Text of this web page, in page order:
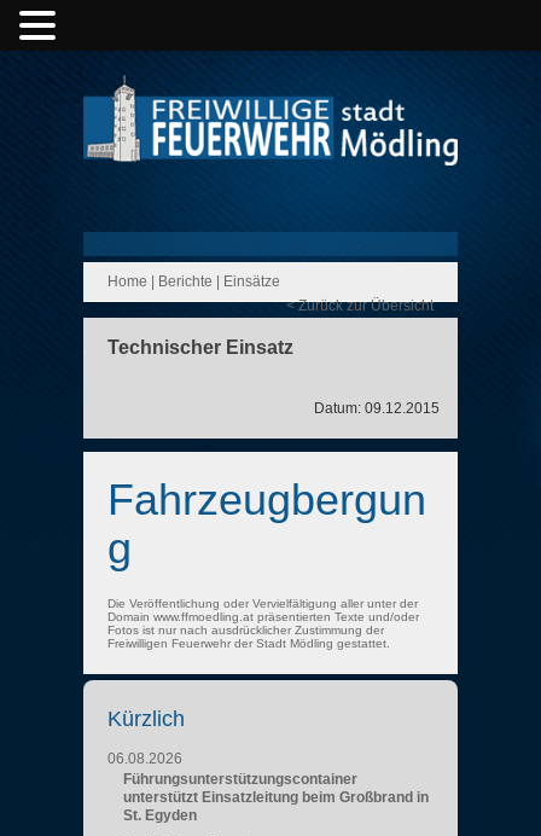
Home Berichte
Einsätze
< Zurück zur Übersicht
Technischer Einsatz
Datum: 09.12.2015
Fahrzeugbergun
g
Die Veröffentlichung oder Vervielfältigung aller unter der
Domain www.ffmoedling.at präsentierten Texte und/oder
Fotos ist nur nach ausdrücklicher Zustimmung der
Freiwilligen Feuerwehr der Stadt Mödling gestattet.
Kürzlich
06.08.2026
Führungsunterstützungscontainer
unterstützt Einsatzleitung beim Großbrand in
St. Egyden